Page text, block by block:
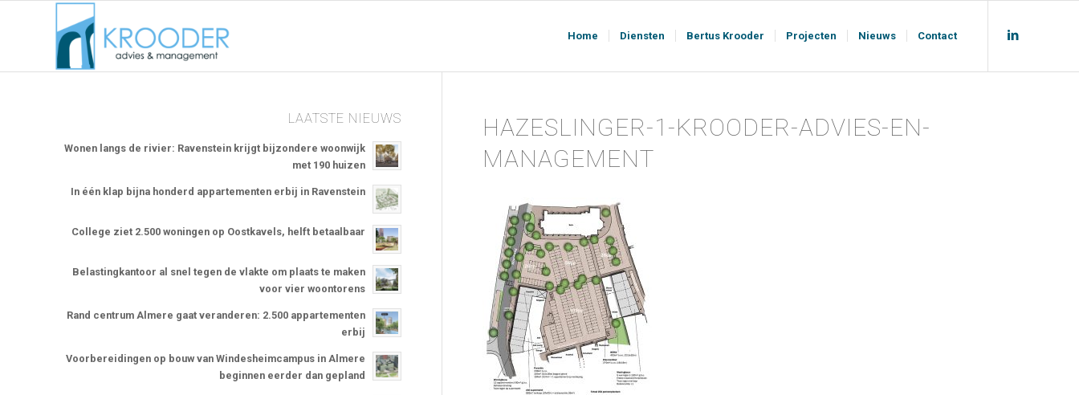
Home Diensten Bertus Krooder Projecten Nieuws Contact
HAZESLINGER-1-KROODER-ADVIES-EN-
MANAGEMENT
LAATSTE NIEUWS
Wonen langs de rivier: Ravenstein krijgt bijzondere woonwijk
met 190 huizen
In één klap bijna honderd appartementen erbij in Ravenstein
College ziet 2.500 woningen op Oostkavels, helft betaalbaar
Belastingkantoor al snel tegen de vlakte om plaats te maken
voor vier woontorens
Rand centrum Almere gaat veranderen: 2.500 appartementen
erbij
Voorbereidingen op bouw van Windesheimcampus in Almere
beginnen eerder dan gepland